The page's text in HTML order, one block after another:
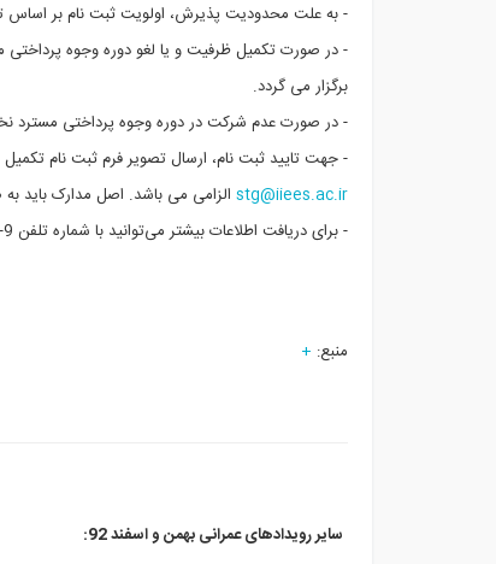
- به علت محدودیت پذیرش، اولویت ثبت نام بر اساس
- در صورت تکمیل ظرفیت و یا لغو دوره وجوه پرداختی
برگزار می گردد.
- در صورت عدم شرکت در دوره وجوه پرداختی مسترد
- جهت تایید ثبت نام، ارسال تصویر فرم ثبت نام تکمیل شده و رسید بانکی به
stg@iiees.ac.ir الزامی می باشد. اصل مدارک باید
- برای دریافت اطلاعات بیشتر می‌توانید با شماره تلفن 9-22831116 داخلی 556تماس حاصل فرمائید.
منبع: +
سایر رویدادهای عمرانی بهمن و اسفند 92: